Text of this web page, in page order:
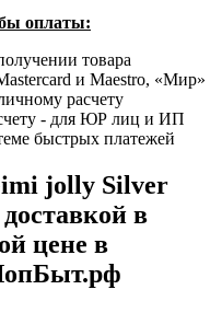
оплаты:
товара
и Maestro, «Мир»
расчету
- для ЮР лиц и ИП
быстрых платежей
jolly Silver
в
цене в